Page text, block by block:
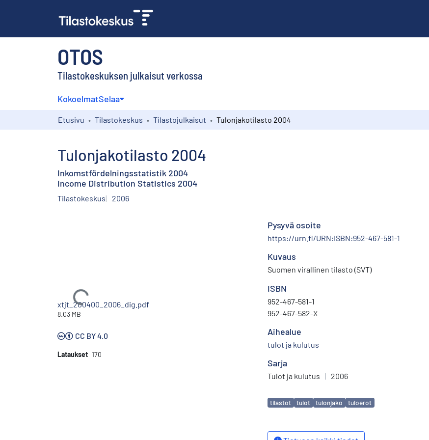
OTOS
Tilastokeskuksen julkaisut verkossa
KokoelmatSelaa
Etusivu Tilastokeskus Tilastojulkaisut Tulonjakotilasto 2004
Tulonjakotilasto 2004
Inkomstfördelningsstatistik 2004
Income Distribution Statistics 2004
Tilastokeskus 2006
Ladataan...
xtjt_200400_2006_dig.pdf
8.03 MB
CC BY 4.0
Lataukset 170
Pysyvä osoite
https://urn.fi/URN:ISBN:952-467-581-1
Kuvaus
Suomen virallinen tilasto (SVT)
ISBN
952-467-581-1
952-467-582-X
Aihealue
tulot ja kulutus
Sarja
Tulot ja kulutus | 2006
Avainsanat
tilastot tulot tulonjako tuloerot